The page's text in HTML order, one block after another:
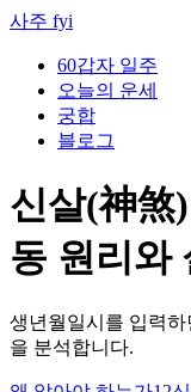
사주 fyi
60갑자 일주
오늘의 운세
궁합
블로그
신살(神
동 원리와
생년월일시를 입력
을 분석합니다.